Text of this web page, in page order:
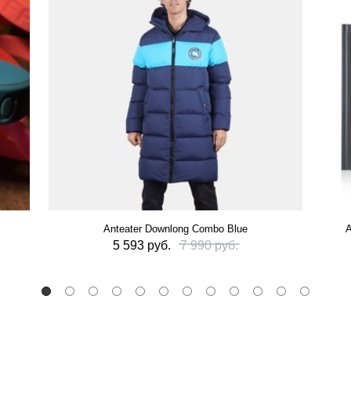
Anteater Downlong Combo Blue
5 593 руб. 7 990 руб.